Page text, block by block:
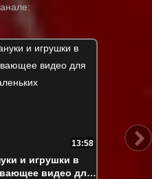
17:23
яйца!
про игрушки для